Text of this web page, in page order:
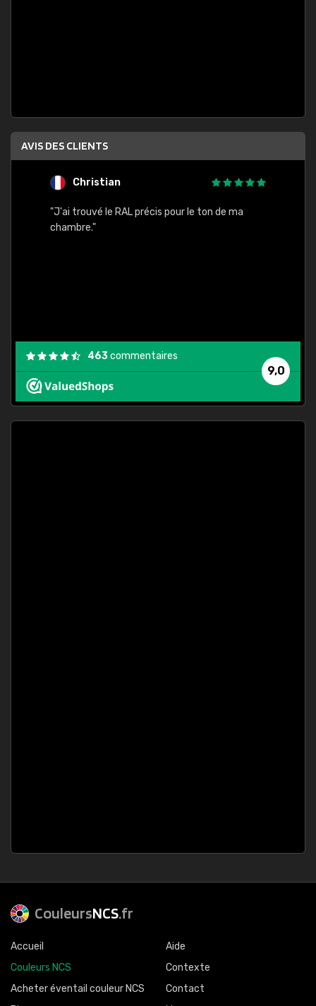
AVIS DES CLIENTS
Christian
"J'ai trouvé le RAL précis pour le ton de ma
chambre."
9,0
463commentaires
CouleursNCS.fr
Accueil
Couleurs NCS
Acheter éventail couleur NCS
Aide
Contexte
Contact